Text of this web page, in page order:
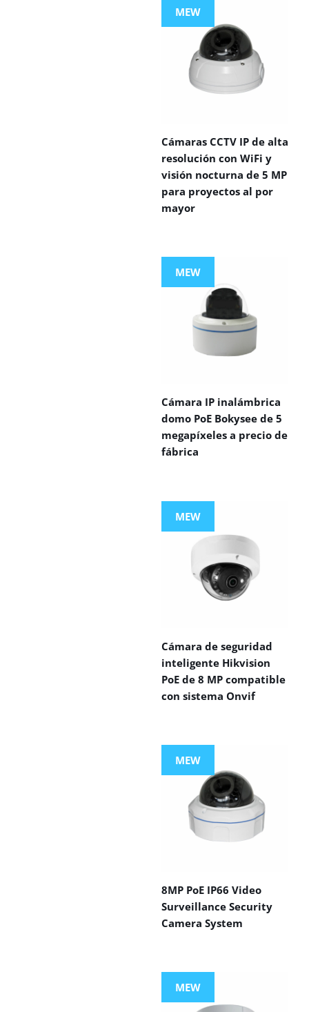
MEW
Cámaras CCTV IP de alta
resolución con WiFi y
visión nocturna de 5 MP
para proyectos al por
mayor
MEW
Cámara IP inalámbrica
domo PoE Bokysee de 5
megapíxeles a precio de
fábrica
MEW
Cámara de seguridad
inteligente Hikvision
PoE de 8 MP compatible
con sistema Onvif
MEW
8MP PoE IP66 Video
Surveillance Security
Camera System
MEW